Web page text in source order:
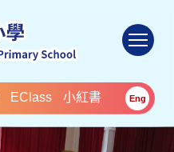
EClass 小紅書 Eng